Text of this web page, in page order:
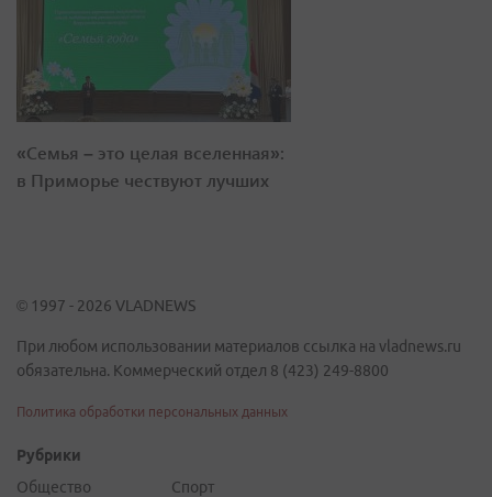
«Семья – это целая вселенная»:
в Приморье чествуют лучших
© 1997 - 2026 VLADNEWS
При любом использовании материалов ссылка на vladnews.ru
обязательна. Коммерческий отдел 8 (423) 249-8800
Политика обработки персональных данных
Рубрики
Общество
Спорт